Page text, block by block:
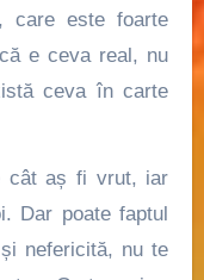
, care este foarte
e ceva real, nu
ceva în carte
cât aș fi vrut, iar
Dar poate faptul
nefericită, nu te